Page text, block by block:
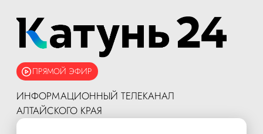
ПРЯМОЙ ЭФИР
ИНФОРМАЦИОННЫЙ ТЕЛЕКАНАЛ
АЛТАЙСКОГО КРАЯ